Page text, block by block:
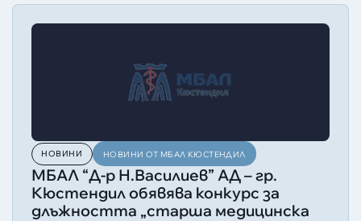
НОВИНИ НОВИНИ ОТ МБАЛ КЮСТЕНДИЛ
МБАЛ “Д-р Н.Василиев” АД – гр.
Кюстендил обявява конкурс за
длъжността „старша медицинска